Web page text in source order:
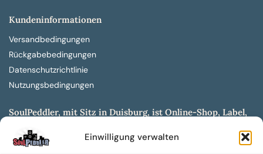
Einwilligung verwalten
Kundeninformationen
Versandbedingungen
Rückgabebedingungen
Datenschutzrichtlinie
Nutzungsbedingungen
SoulPeddler, mit Sitz in Duisburg, ist Online-Shop, Label,
entwickelt aus dem SoulPeddler Vinyl-Presswerk und
unserer Online-Gig-Plattform.